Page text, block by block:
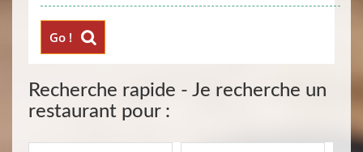
Go !
Recherche rapide - Je recherche un
restaurant pour :